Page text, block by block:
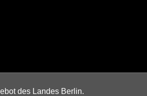
des Landes Berlin.